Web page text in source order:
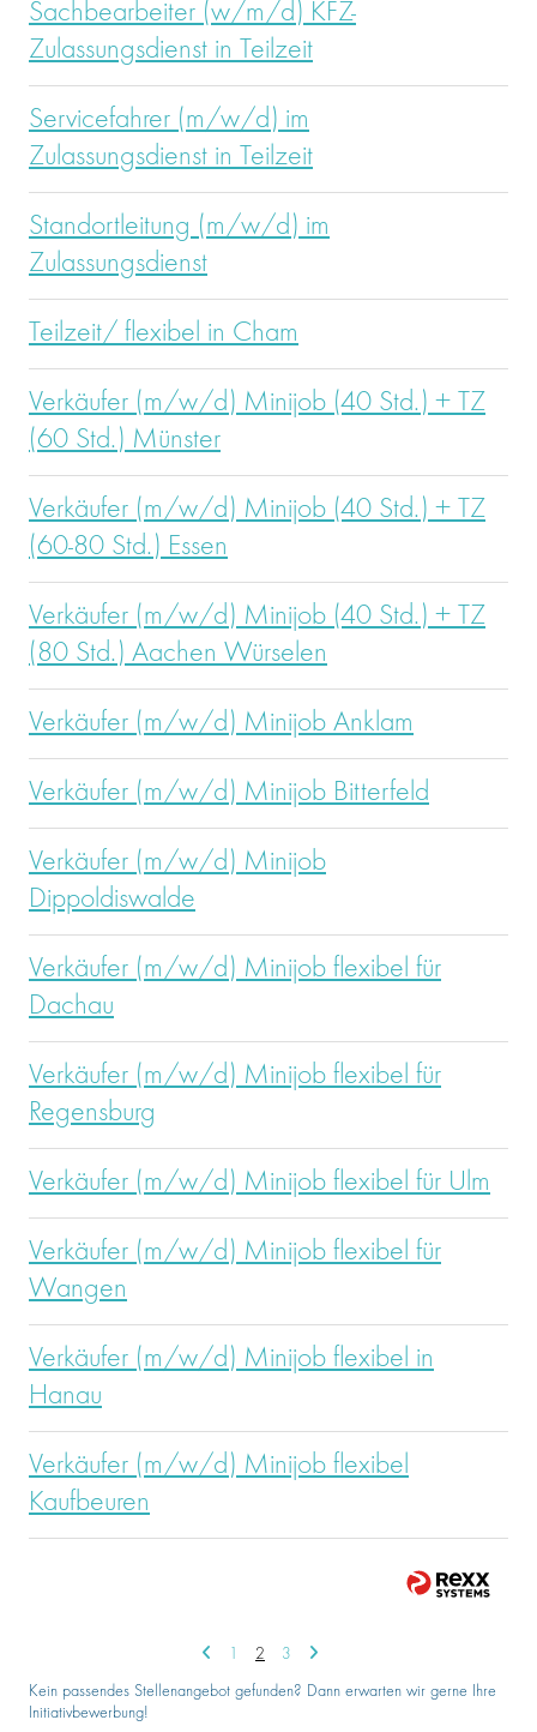
Sachbearbeiter (w/m/d) KFZ-
Zulassungsdienst in Teilzeit
Servicefahrer (m/w/d) im
Zulassungsdienst in Teilzeit
Standortleitung (m/w/d) im
Zulassungsdienst
Teilzeit/ flexibel in Cham
Verkäufer (m/w/d) Minijob (40 Std.) + TZ
(60 Std.) Münster
Verkäufer (m/w/d) Minijob (40 Std.) + TZ
(60-80 Std.) Essen
Verkäufer (m/w/d) Minijob (40 Std.) + TZ
(80 Std.) Aachen Würselen
Verkäufer (m/w/d) Minijob Anklam
Verkäufer (m/w/d) Minijob Bitterfeld
Verkäufer (m/w/d) Minijob
Dippoldiswalde
Verkäufer (m/w/d) Minijob flexibel für
Dachau
Verkäufer (m/w/d) Minijob flexibel für
Regensburg
Verkäufer (m/w/d) Minijob flexibel für Ulm
Verkäufer (m/w/d) Minijob flexibel für
Wangen
Verkäufer (m/w/d) Minijob flexibel in
Hanau
Verkäufer (m/w/d) Minijob flexibel
Kaufbeuren
1 2 3
Kein passendes Stellenangebot gefunden? Dann erwarten wir gerne Ihre
Initiativbewerbung!